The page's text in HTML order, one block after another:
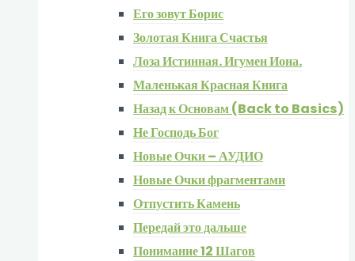
Его зовут Борис
Золотая Книга Счастья
Лоза Истинная. Игумен Иона.
Маленькая Красная Книга
Назад к Основам (Back to Basics)
Не Господь Бог
Новые Очки – АУДИО
Новые Очки фрагментами
Отпустить Камень
Передай это дальше
Понимание 12 Шагов